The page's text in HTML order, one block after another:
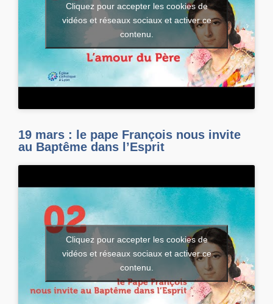
Cliquez pour accepter les cookies de
vidéos et réseaux sociaux et activer ce
contenu.
19 mars : le pape François nous invite
au Baptême dans l’Esprit
Cliquez pour accepter les cookies de
vidéos et réseaux sociaux et activer ce
contenu.